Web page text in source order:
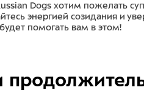
Dogs хотим пожелать
энергией созидания и
помогать вам в этом!